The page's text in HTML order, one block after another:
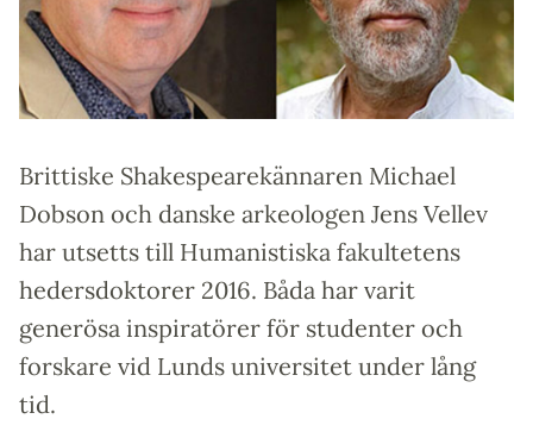
Brittiske Shakespearekännaren Michael
Dobson och danske arkeologen Jens Vellev
har utsetts till Humanistiska fakultetens
hedersdoktorer 2016. Båda har varit
generösa inspiratörer för studenter och
forskare vid Lunds universitet under lång
tid.